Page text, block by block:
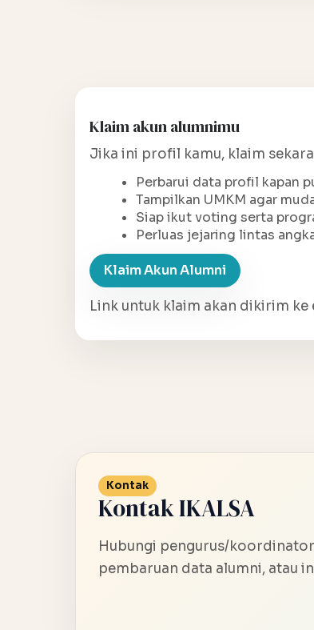
Klaim akun alumnimu
Jika ini profil kamu, klaim
Perbarui data profil kapan
Tampilkan UMKM agar
Siap ikut voting serta
Perluas jejaring lintas
Klaim Akun Alumni
Link untuk klaim akan dikirim
Kontak
Kontak IKALSA
Hubungi pengurus/
pembaruan data alumni, atau